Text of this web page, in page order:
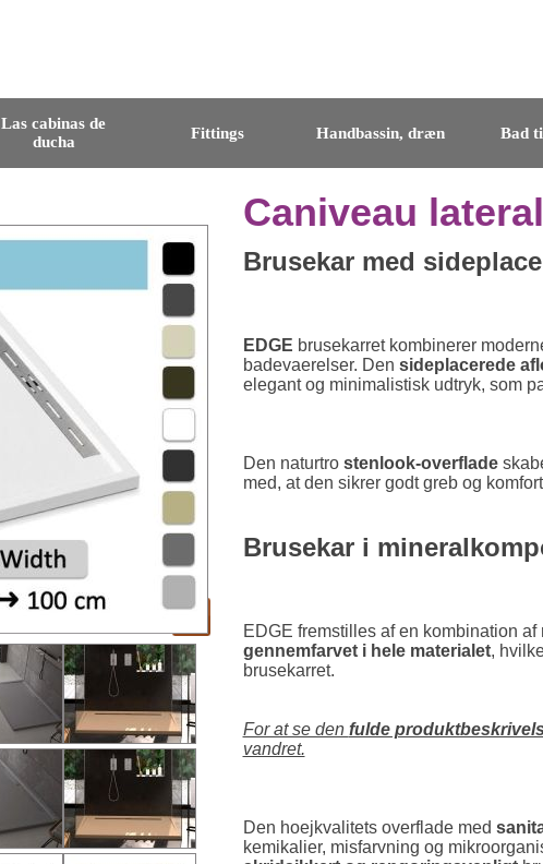
Las cabinas de
ducha
Fittings Handbassin, dræn Bad
Caniveau
Brusekar med
EDGE brusekarret kombinerer
badevaerelser. Den sideplacerede
elegant og minimalistisk udtryk, som
Den naturtro stenlook-overflade
med, at den sikrer godt greb og
Brusekar i
EDGE fremstilles af en kombination af
gennemfarvet i hele materialet,
brusekarret.
For at se den fulde
vandret.
Den hoejkvalitets overflade med
kemikalier, misfarvning og